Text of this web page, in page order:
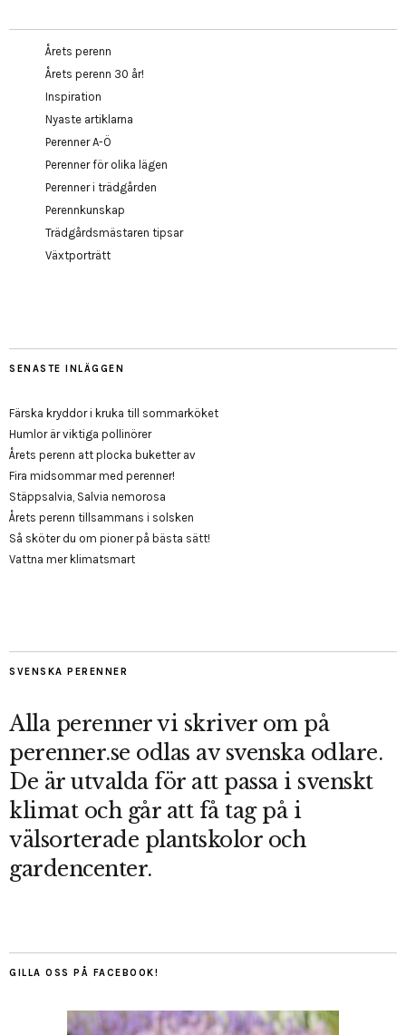
Årets perenn
Årets perenn 30 år!
Inspiration
Nyaste artiklarna
Perenner A-Ö
Perenner för olika lägen
Perenner i trädgården
Perennkunskap
Trädgårdsmästaren tipsar
Växtporträtt
SENASTE INLÄGGEN
Färska kryddor i kruka till sommarköket
Humlor är viktiga pollinörer
Årets perenn att plocka buketter av
Fira midsommar med perenner!
Stäppsalvia, Salvia nemorosa
Årets perenn tillsammans i solsken
Så sköter du om pioner på bästa sätt!
Vattna mer klimatsmart
SVENSKA PERENNER
Alla perenner vi skriver om på
perenner.se odlas av svenska odlare.
De är utvalda för att passa i svenskt
klimat och går att få tag på i
välsorterade plantskolor och
gardencenter.
GILLA OSS PÅ FACEBOOK!